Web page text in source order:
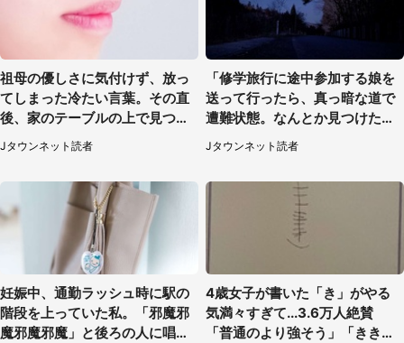
祖母の優しさに気付けず、放っ
てしまった冷たい言葉。その直
後、家のテーブルの上で見つけ
たものは（福岡県・30代女性）
Jタウンネット読者
「修学旅行に途中参加する娘を
送って行ったら、真っ暗な道で
遭難状態。なんとか見つけた民
家に助けを求めると、住人の男
性が...」
Jタウンネット読者
妊娠中、通勤ラッシュ時に駅の
階段を上っていた私。「邪魔邪
魔邪魔邪魔」と後ろの人に唱え
4歳女子が書いた「き」がやる
気満々すぎて...3.6万人絶賛
「普通のより強そう」「きき迫